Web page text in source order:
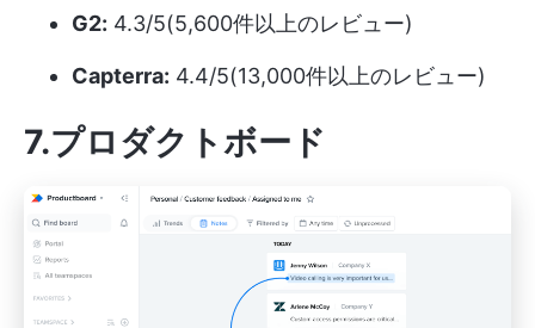
G2: 4.3/5(5,600件以上のレビュー)
Capterra: 4.4/5(13,000件以上のレビュー)
7.プロダクトボード